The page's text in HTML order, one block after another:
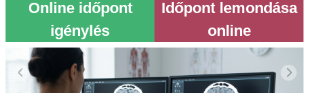
Online időpont
igénylés
Időpont lemondása
online